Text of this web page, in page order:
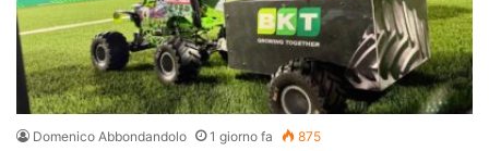
Domenico Abbondandolo 1 giorno fa 875